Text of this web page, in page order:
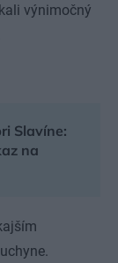
výnimočný
Slavíne:
na